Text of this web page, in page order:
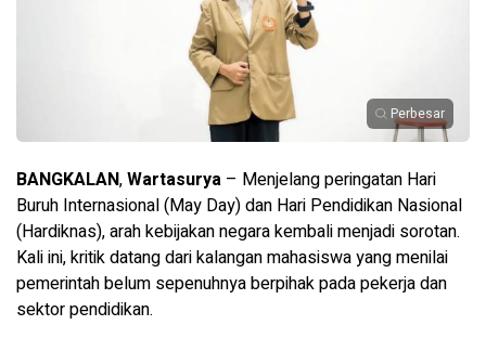
Perbesar
BANGKALAN,Wartasurya – Menjelang peringatan Hari
Buruh Internasional (May Day) dan Hari Pendidikan Nasional
(Hardiknas), arah kebijakan negara kembali menjadi sorotan.
Kali ini, kritik datang dari kalangan mahasiswa yang menilai
pemerintah belum sepenuhnya berpihak pada pekerja dan
sektor pendidikan.